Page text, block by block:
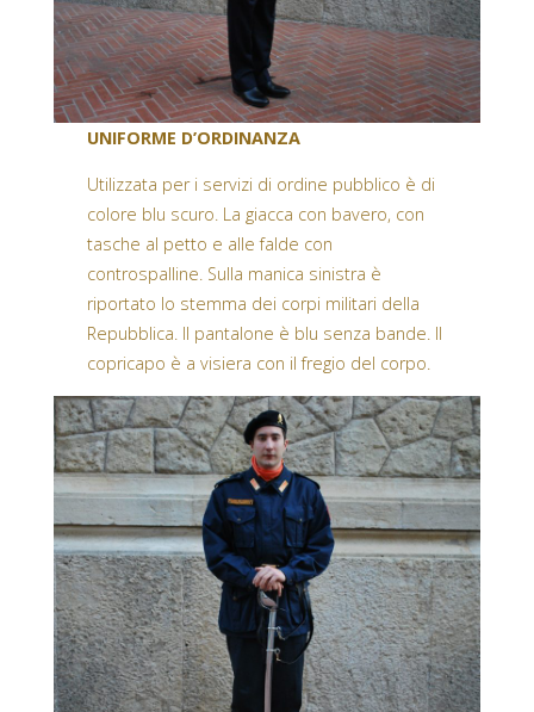
UNIFORME D’ORDINANZA
Utilizzata per i servizi di ordine pubblico è di
colore blu scuro. La giacca con bavero, con
tasche al petto e alle falde con
controspalline. Sulla manica sinistra è
riportato lo stemma dei corpi militari della
Repubblica. Il pantalone è blu senza bande. Il
copricapo è a visiera con il fregio del corpo.